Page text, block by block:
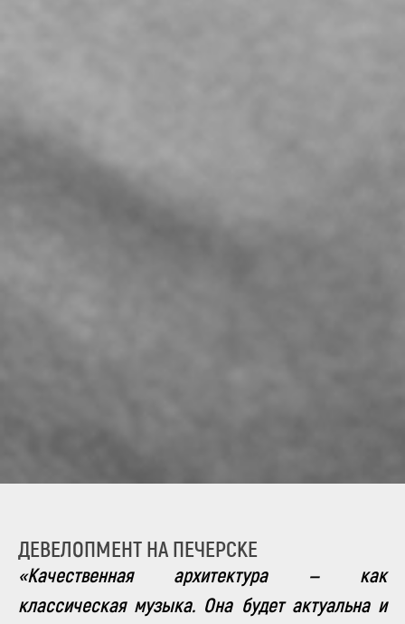
ДЕВЕЛОПМЕНТ НА ПЕЧЕРСКЕ
«Качественная архитектура — как
классическая музыка. Она будет актуальна и